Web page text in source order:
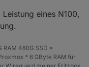
eines N100,
RAM 480G SSD *
* 6 GByte RAM für